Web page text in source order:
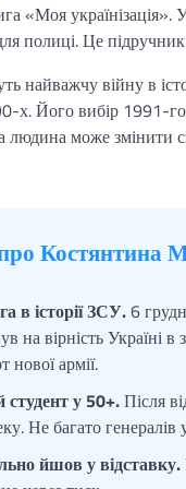
«Моя
Це підручник
найважчу війну в
х. Його вибір 1991-
людина може змінити
Костянтина
в історії ЗСУ.6
на вірність
нової армії.
у 50+.Після
Не багато генералів
йшов у відставку.